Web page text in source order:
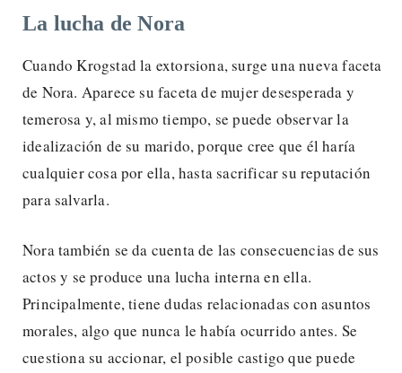
La lucha de Nora
Cuando Krogstad la extorsiona, surge una nueva faceta
de Nora. Aparece su faceta de mujer desesperada y
temerosa y, al mismo tiempo, se puede observar la
idealización de su marido, porque cree que él haría
cualquier cosa por ella, hasta sacrificar su reputación
para salvarla.
Nora también se da cuenta de las consecuencias de sus
actos y se produce una lucha interna en ella.
Principalmente, tiene dudas relacionadas con asuntos
morales, algo que nunca le había ocurrido antes. Se
cuestiona su accionar, el posible castigo que puede